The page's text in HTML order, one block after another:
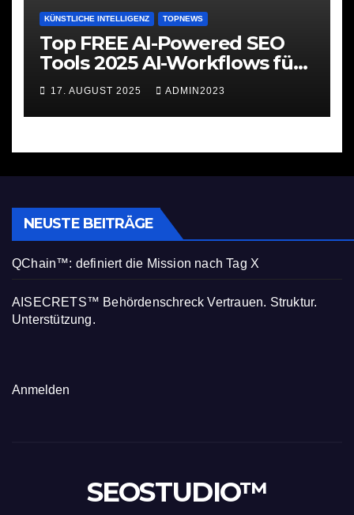
KÜNSTLICHE INTELLIGENZ TOPNEWS
Top FREE AI-Powered SEO
Tools 2025 AI-Workflows für
SEO
17. AUGUST 2025 ADMIN2023
NEUSTE BEITRÄGE
QChain™: definiert die Mission nach Tag X
AISECRETS™ Behördenschreck Vertrauen. Struktur.
Unterstützung.
Anmelden
SEOSTUDIO™